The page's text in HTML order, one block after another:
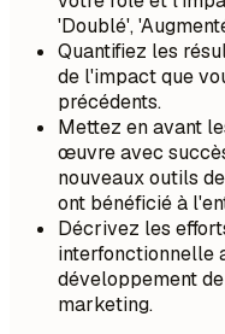
'Doublé',
Quantifiez les
de l'impact que
précédents.
Mettez en avant
œuvre avec
nouveaux outils
ont bénéficié à
Décrivez les
interfonctionnelle
développement
marketing.